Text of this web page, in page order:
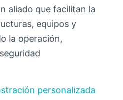
aliado que facilitan la
equipos y
la operación,
personalizada